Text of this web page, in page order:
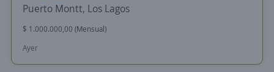
Puerto Montt, Los Lagos
$ 1.000.000,00 (Mensual)
Ayer